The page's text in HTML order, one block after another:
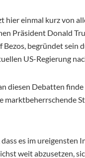
hier einmal kurz von
Präsident Donald
Bezos, begründet
US-Regierung
diesen Debatten
marktbeherrschende
es im ureigensten
weit abzusetzen,